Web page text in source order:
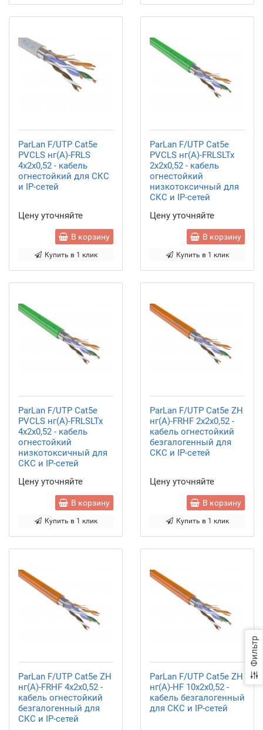
Фильтр
ParLan F/UTP Cat5e
PVCLS нг(А)-FRLS
4х2х0,52 - кабель
огнестойкий для СКС
и IP-сетей
Цену уточняйте
В корзину
Купить в 1 клик
ParLan F/UTP Cat5e
PVCLS нг(А)-FRLSLTx
2х2х0,52 - кабель
огнестойкий
низкотоксичный для
СКС и IP-сетей
Цену уточняйте
В корзину
Купить в 1 клик
ParLan F/UTP Cat5e
PVCLS нг(А)-FRLSLTx
4х2х0,52 - кабель
огнестойкий
низкотоксичный для
СКС и IP-сетей
Цену уточняйте
В корзину
Купить в 1 клик
ParLan F/UTP Cat5e ZH
нг(А)-FRHF 2х2х0,52 -
кабель огнестойкий
безгалогенный для
СКС и IP-сетей
Цену уточняйте
В корзину
Купить в 1 клик
ParLan F/UTP Cat5e ZH
нг(А)-FRHF 4х2х0,52 -
кабель огнестойкий
безгалогенный для
СКС и IP-сетей
ParLan F/UTP Cat5e ZH
нг(А)-HF 10х2х0,52 -
кабель безгалогенный
для СКС и IP-сетей